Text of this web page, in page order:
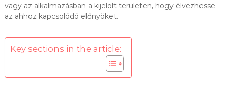
vagy az alkalmazásban a kijelölt területen, hogy élvezhesse
az ahhoz kapcsolódó előnyöket.
Key sections in the article: